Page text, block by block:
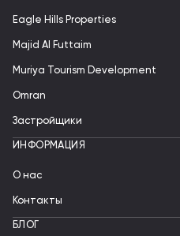
Eagle Hills Properties
Majid Al Futtaim
Muriya Tourism Development
Omran
Застройщики
ИНФОРМАЦИЯ
О нас
Контакты
БЛОГ